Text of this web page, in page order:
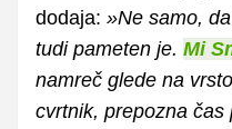
dodaja: »Ne samo,
tudi pameten je. Mi
namreč glede na
cvrtnik, prepozna